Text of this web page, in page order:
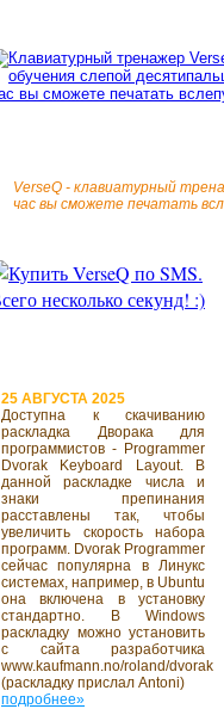
VerseQ - клавиатурный
час вы сможете печатать
25 АВГУСТА 2025
Доступна к скачиванию
раскладка Дворака для
программистов - Programmer
Dvorak Keyboard Layout. В
данной раскладке числа и
знаки препинания
расставлены так, чтобы
увеличить скорость набора
программ. Dvorak Programmer
сейчас популярна в Линукс
системах, например, в Ubuntu
она включена в установку
стандартно. В Windows
раскладку можно установить
с сайта разработчика
www.kaufmann.no/roland/dvorak
(раскладку прислал Antoni)
подробнее»